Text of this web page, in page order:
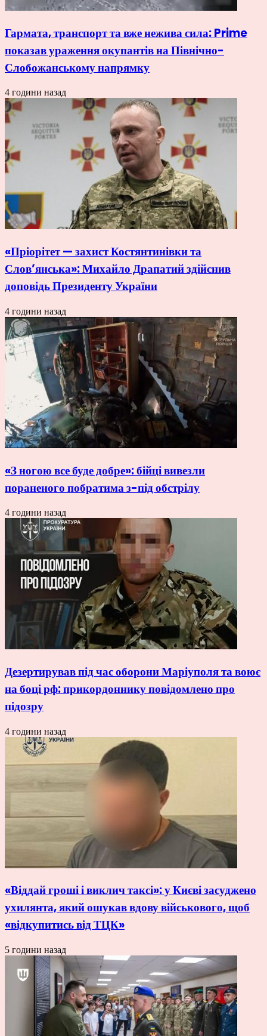
Гармата, транспорт та вже нежива сила: Prime
показав ураження окупантів на Північно-
Слобожанському напрямку
4 години назад
«Пріорітет — захист Костянтинівки та
Слов’янська»: Михайло Драпатий здійснив
доповідь Президенту України
4 години назад
«З ногою все буде добре»: бійці вивезли
пораненого побратима з-під обстрілу
4 години назад
Дезертирував під час оборони Маріуполя та воює
на боці рф: прикордоннику повідомлено про
підозру
4 години назад
«Віддай гроші і виклич таксі»: у Києві засуджено
ухилянта, який ошукав вдову військового, щоб
«відкупитись від ТЦК»
5 години назад